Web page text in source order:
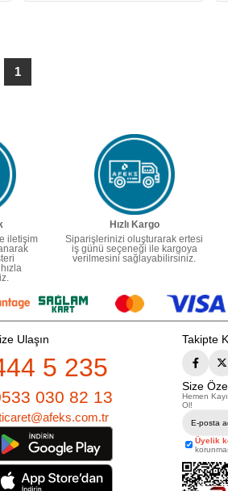
1
iletişim
Hızlı Kargo
Siparişlerinizi oluşturarak ertesi
iş günü seçeneği ile kargoya
verilmesini sağlayabilirsiniz.
Ulaşın
5 235
030 82 13
Takipte
Size
Hemen
Ol!
Üyelik